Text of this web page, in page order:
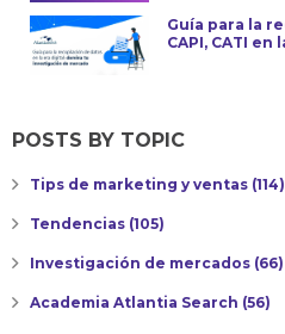
Guía para la
CAPI, CATI en
POSTS BY TOPIC
Tips de marketing y ventas (114)
Tendencias (105)
Investigación de mercados (66)
Academia Atlantia Search (56)